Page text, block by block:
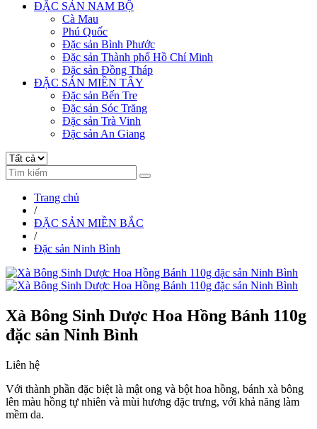
ĐẶC SẢN NAM BỘ
Cà Mau
Phú Quốc
Đặc sản Bình Phước
Đặc sản Thành phố Hồ Chí Minh
Đặc sản Đồng Tháp
ĐẶC SẢN MIỀN TÂY
Đặc sản Bến Tre
Đặc sản Sóc Trăng
Đặc sản Trà Vinh
Đặc sản An Giang
Trang chủ
/
ĐẶC SẢN MIỀN BẮC
/
Đặc sản Ninh Bình
Xà Bông Sinh Dược Hoa Hồng Bánh 110g
đặc sản Ninh Bình
Liên hệ
Với thành phần đặc biệt là mật ong và bột hoa hồng, bánh xà bông
lên màu hồng tự nhiên và mùi hương đặc trưng, với khả năng làm
mềm da.